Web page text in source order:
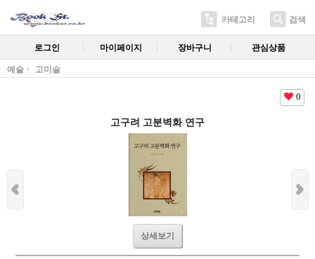
카테고리 검색
로그인 마이페이지 장바구니 관심상품
예술 고미술
0
고구려 고분벽화 연구
상세보기